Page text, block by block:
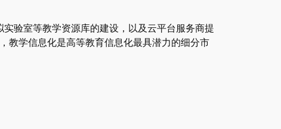
验室等教学资源库的建设，以及云平台服务商提
教学信息化是高等教育信息化最具潜力的细分市